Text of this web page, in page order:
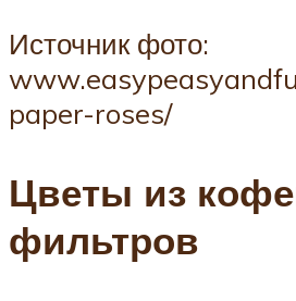
Источник фото:
paper-roses/
Цветы из
фильтров